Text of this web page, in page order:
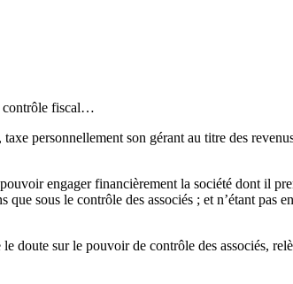
contrôle fiscal…
personnellement son gérant au titre des
engager financièrement la société dont il
sous le contrôle des associés ; et n’étant pas
doute sur le pouvoir de contrôle des associés,